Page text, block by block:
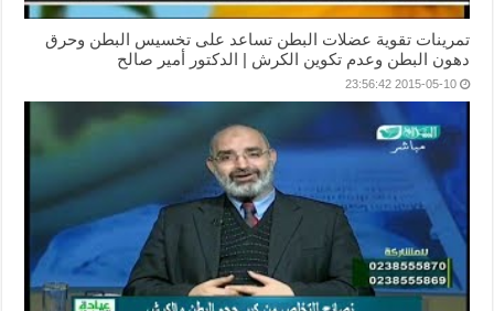
تمرينات تقوية عضلات البطن تساعد على تخسيس البطن وحرق
دهون البطن وعدم تكوين الكرش | الدكتور أمير صالح
2015-05-10 23:56:42